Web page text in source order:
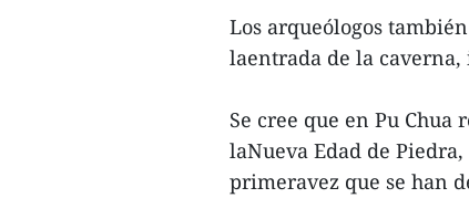
Los arqueólogos
laentrada de la
Se cree que en Pu
laNueva Edad de
primeravez que se han